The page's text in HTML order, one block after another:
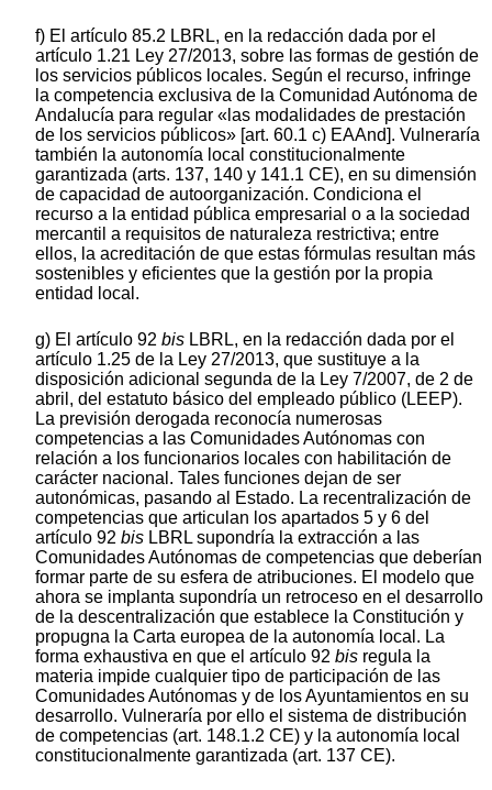
f) El artículo 85.2 LBRL, en la redacción dada por el
artículo 1.21 Ley 27/2013, sobre las formas de gestión de
los servicios públicos locales. Según el recurso, infringe
la competencia exclusiva de la Comunidad Autónoma de
Andalucía para regular «las modalidades de prestación
de los servicios públicos» [art. 60.1 c) EAAnd]. Vulneraría
también la autonomía local constitucionalmente
garantizada (arts. 137, 140 y 141.1 CE), en su dimensión
de capacidad de autoorganización. Condiciona el
recurso a la entidad pública empresarial o a la sociedad
mercantil a requisitos de naturaleza restrictiva; entre
ellos, la acreditación de que estas fórmulas resultan más
sostenibles y eficientes que la gestión por la propia
entidad local.
g) El artículo 92 bis LBRL, en la redacción dada por el
artículo 1.25 de la Ley 27/2013, que sustituye a la
disposición adicional segunda de la Ley 7/2007, de 2 de
abril, del estatuto básico del empleado público (LEEP).
La previsión derogada reconocía numerosas
competencias a las Comunidades Autónomas con
relación a los funcionarios locales con habilitación de
carácter nacional. Tales funciones dejan de ser
autonómicas, pasando al Estado. La recentralización de
competencias que articulan los apartados 5 y 6 del
artículo 92 bis LBRL supondría la extracción a las
Comunidades Autónomas de competencias que deberían
formar parte de su esfera de atribuciones. El modelo que
ahora se implanta supondría un retroceso en el desarrollo
de la descentralización que establece la Constitución y
propugna la Carta europea de la autonomía local. La
forma exhaustiva en que el artículo 92 bis regula la
materia impide cualquier tipo de participación de las
Comunidades Autónomas y de los Ayuntamientos en su
desarrollo. Vulneraría por ello el sistema de distribución
de competencias (art. 148.1.2 CE) y la autonomía local
constitucionalmente garantizada (art. 137 CE).